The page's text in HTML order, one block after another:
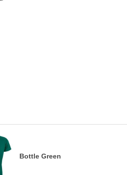
Bottle Green